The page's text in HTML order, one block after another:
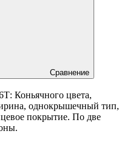
Сравнение
Коньячного цвета,
однокрышечный тип,
покрытие. По две